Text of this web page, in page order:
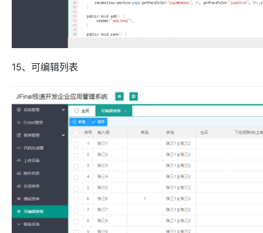
15、可编辑列表